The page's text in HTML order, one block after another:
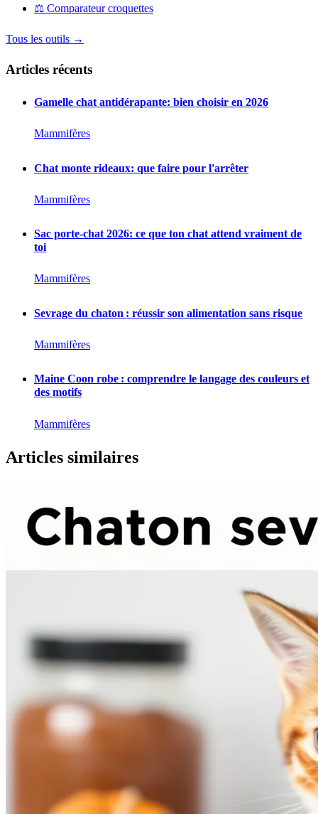
⚖️ Comparateur croquettes
Tous les outils →
Articles récents
Gamelle chat antidérapante: bien choisir en 2026
Mammifères
Chat monte rideaux: que faire pour l'arrêter
Mammifères
Sac porte-chat 2026: ce que ton chat attend vraiment de
toi
Mammifères
Sevrage du chaton : réussir son alimentation sans risque
Mammifères
Maine Coon robe : comprendre le langage des couleurs et
des motifs
Mammifères
Articles similaires